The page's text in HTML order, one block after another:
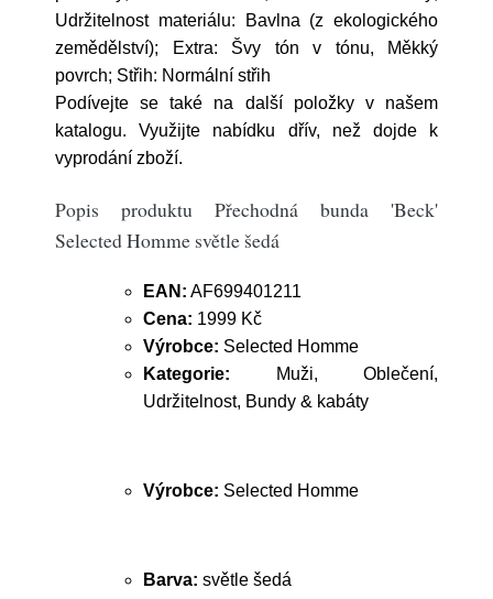
Udržitelnost materiálu: Bavlna (z ekologického
zemědělství); Extra: Švy tón v tónu, Měkký
povrch; Střih: Normální střih
Podívejte se také na další položky v našem
katalogu. Využijte nabídku dřív, než dojde k
vyprodání zboží.
Popis produktu Přechodná bunda 'Beck'
Selected Homme světle šedá
EAN: AF699401211
Cena: 1999 Kč
Výrobce: Selected Homme
Kategorie: Muži, Oblečení,
Udržitelnost, Bundy & kabáty
Výrobce: Selected Homme
Barva: světle šedá